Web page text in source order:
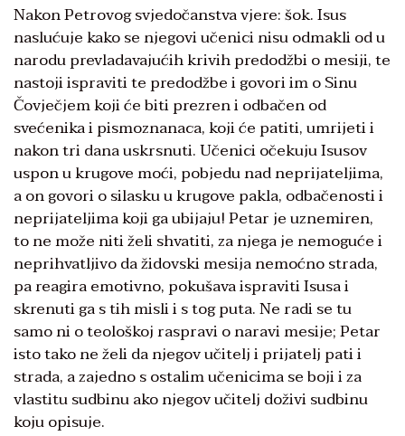
Nakon Petrovog svjedočanstva vjere: šok. Isus
naslućuje kako se njegovi učenici nisu odmakli od u
narodu prevladavajućih krivih predodžbi o mesiji, te
nastoji ispraviti te predodžbe i govori im o Sinu
Čovječjem koji će biti prezren i odbačen od
svećenika i pismoznanaca, koji će patiti, umrijeti i
nakon tri dana uskrsnuti. Učenici očekuju Isusov
uspon u krugove moći, pobjedu nad neprijateljima,
a on govori o silasku u krugove pakla, odbačenosti i
neprijateljima koji ga ubijaju! Petar je uznemiren,
to ne može niti želi shvatiti, za njega je nemoguće i
neprihvatljivo da židovski mesija nemoćno strada,
pa reagira emotivno, pokušava ispraviti Isusa i
skrenuti ga s tih misli i s tog puta. Ne radi se tu
samo ni o teološkoj raspravi o naravi mesije; Petar
isto tako ne želi da njegov učitelj i prijatelj pati i
strada, a zajedno s ostalim učenicima se boji i za
vlastitu sudbinu ako njegov učitelj doživi sudbinu
koju opisuje.